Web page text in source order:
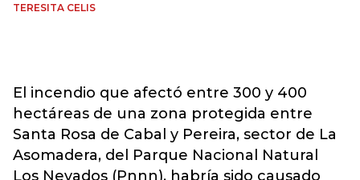
TERESITA CELIS
El incendio que afectó entre 300 y 400
hectáreas de una zona protegida entre
Santa Rosa de Cabal y Pereira, sector de La
Asomadera, del Parque Nacional Natural
Los Nevados (Pnnn), habría sido causado